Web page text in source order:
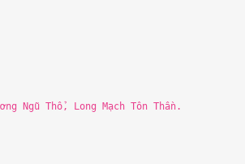
Ngũ Thổ, Long Mạch Tôn Thần.